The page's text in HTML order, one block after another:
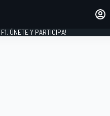
ÚNETE Y PARTICIPA!